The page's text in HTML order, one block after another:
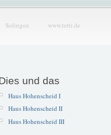
Solingen www.tetti.de
und das
Haus Hohenscheid I
Haus Hohenscheid II
Haus Hohenscheid III